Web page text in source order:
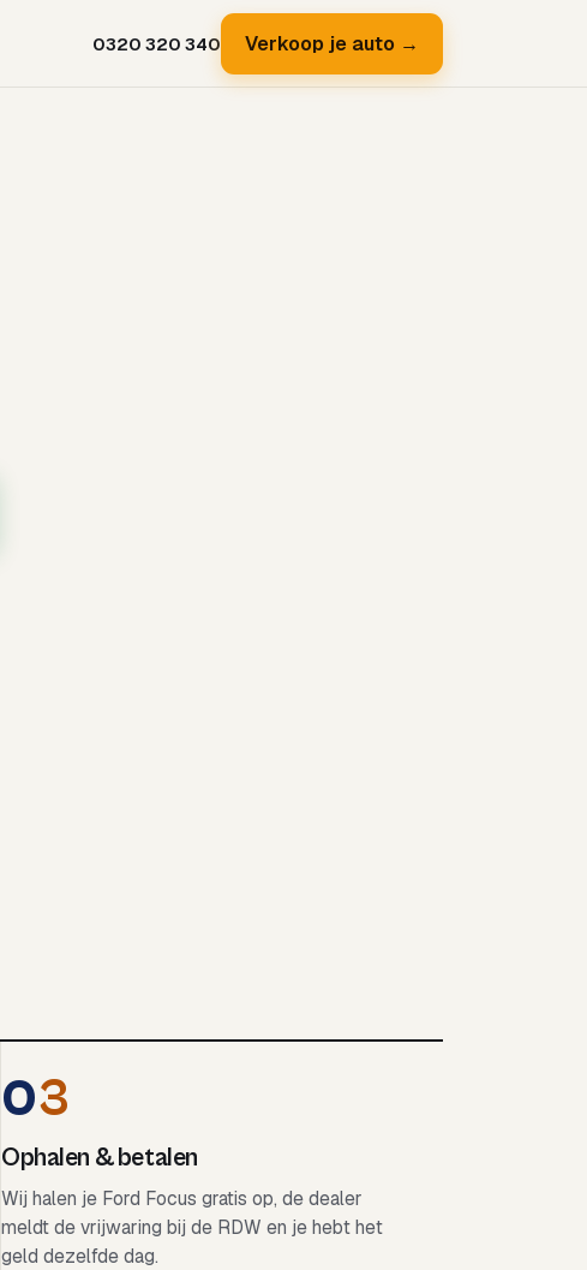
0320 320 340 Verkoop je auto →
03
Ophalen & betalen
Wij halen je Ford Focus gratis op, de dealer
meldt de vrijwaring bij de RDW en je hebt het
geld dezelfde dag.